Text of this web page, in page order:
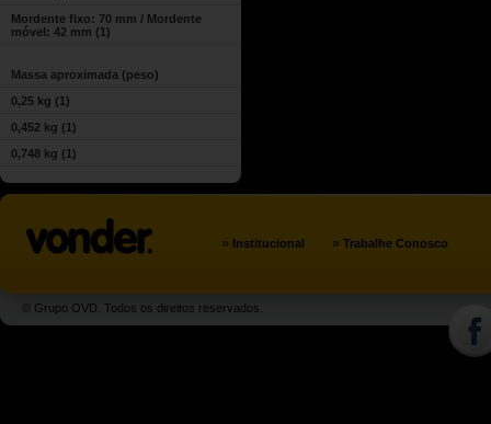
Mordente fixo: 70 mm / Mordente
móvel: 42 mm (1)
Massa aproximada (peso)
0,25 kg (1)
0,452 kg (1)
0,748 kg (1)
» Institucional » Trabalhe Conosco
© Grupo OVD. Todos os direitos reservados.